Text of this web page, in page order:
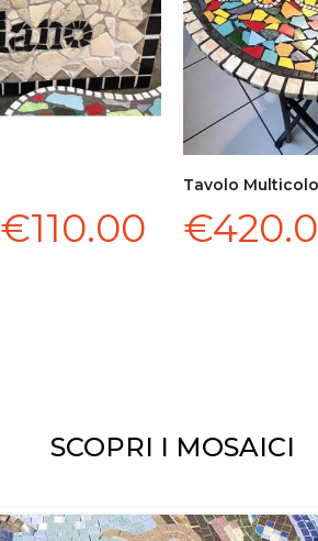
€110.00
Tavolo
€
SCOPRI I MOSAICI